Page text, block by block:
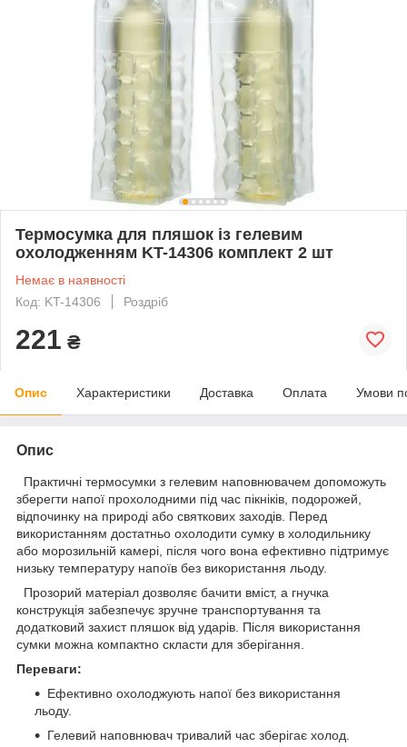
Термосумка для пляшок із гелевим
охолодженням KT-14306 комплект 2 шт
Немає в наявності
Код: KT-14306
Роздріб
221 ₴
Опис Характеристики Доставка Оплата Умови
Опис
Практичні термосумки з гелевим наповнювачем допоможуть
зберегти напої прохолодними під час пікніків, подорожей,
відпочинку на природі або святкових заходів. Перед
використанням достатньо охолодити сумку в холодильнику
або морозильній камері, після чого вона ефективно підтримує
низьку температуру напоїв без використання льоду.
Прозорий матеріал дозволяє бачити вміст, а гнучка
конструкція забезпечує зручне транспортування та
додатковий захист пляшок від ударів. Після використання
сумки можна компактно скласти для зберігання.
Переваги:
Ефективно охолоджують напої без використання
льоду.
Гелевий наповнювач тривалий час зберігає холод.